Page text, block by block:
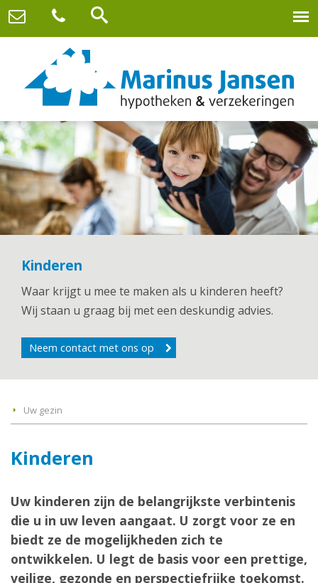
Kinderen
Waar krijgt u mee te maken als u kinderen heeft?
Wij staan u graag bij met een deskundig advies.
Neem contact met ons op
Uw gezin
Kinderen
Uw kinderen zijn de belangrijkste verbintenis
die u in uw leven aangaat. U zorgt voor ze en
biedt ze de mogelijkheden zich te
ontwikkelen. U legt de basis voor een prettige,
veilige, gezonde en perspectiefrijke toekomst.